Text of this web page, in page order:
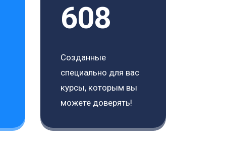
608
Созданные
специально для вас
курсы, которым вы
можете доверять!